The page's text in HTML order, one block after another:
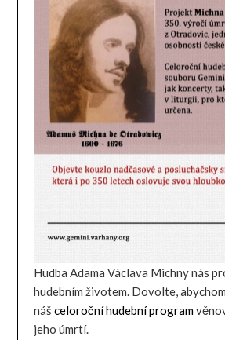
Hudba Adama Václava Michny nás
hudebním životem. Dovolte,
nášceloroční hudební program
jeho úmrtí.